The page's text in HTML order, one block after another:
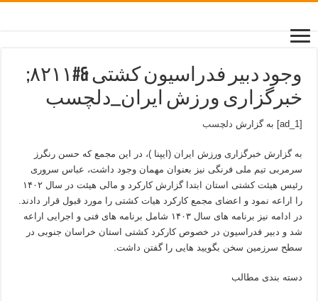
وجود دبیر فدراسیون کشتی &#۸۲۱۱;
خبرگزاری ورزش ایران_دلچسب
[ad_1] به گزارش دلچسب
به گزارش خبرگزاری ورزش ایران (ایپنا )، در این مجمع که حسن رنگرز
سرمربی تیم ملی فرنگی نیز بعنوان مهمان وجود داشت، عباس سروری
رئیس هیئت کشتی استان ابتدا گزارش کارکرد و مالی هیئت در سال ۱۴۰۲
را اراعه نمود و اعضای مجمع کارکرد هیات کشتی را مورد قبول قرار دادند.
در ادامه نیز برنامه های سال ۱۴۰۳ شامل برنامه های فنی و اجرایی اراعه
شد و دبیر فدراسیون در خصوص کارکرد کشتی استان خراسان جنوبی در
سطح سرزمین سخن بگویید هایی را گفتن داشت.
دسته بندی مطالب